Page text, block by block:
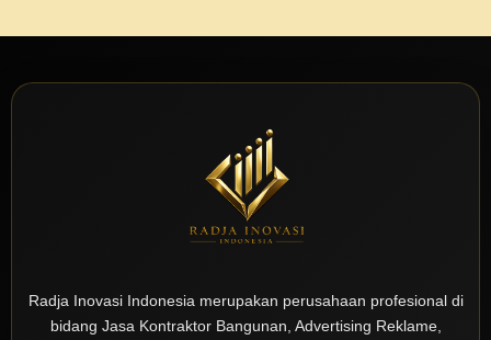
Radja Inovasi Indonesia merupakan perusahaan profesional di
bidang Jasa Kontraktor Bangunan, Advertising Reklame,